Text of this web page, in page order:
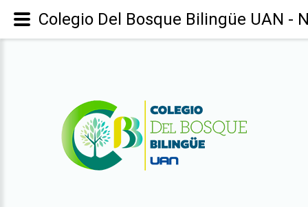
Colegio Del Bosque Bilingüe UAN -